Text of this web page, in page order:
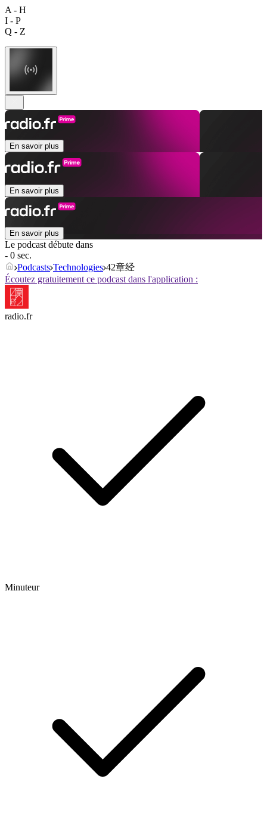
A - H
I - P
Q - Z
En savoir plus
En savoir plus
En savoir plus
Le podcast débute dans
- 0 sec.
Podcasts Technologies 42章经
Écoutez gratuitement ce podcast dans l'application :
radio.fr
Minuteur